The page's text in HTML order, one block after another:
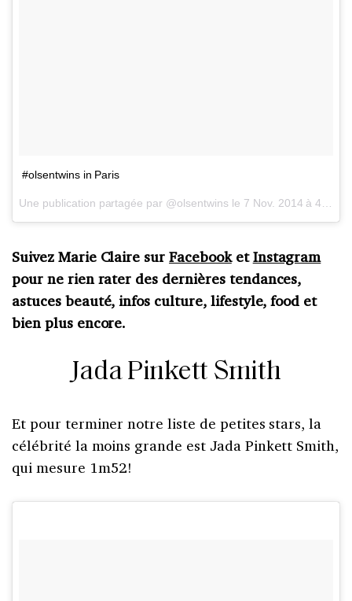
#olsentwins in Paris
Une publication partagée par @olsentwins le 7 Nov. 2014 à 4h39 PST
Suivez Marie Claire surFacebooketInstagram
pour ne rien rater des dernières tendances,
astuces beauté, infos culture, lifestyle, food et
bien plus encore.
Jada Pinkett Smith
Et pour terminer notre liste de petites stars, la
célébrité la moins grande est Jada Pinkett Smith,
qui mesure 1m52!